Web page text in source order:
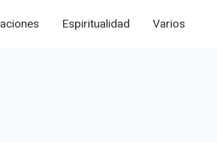
Espiritualidad Varios